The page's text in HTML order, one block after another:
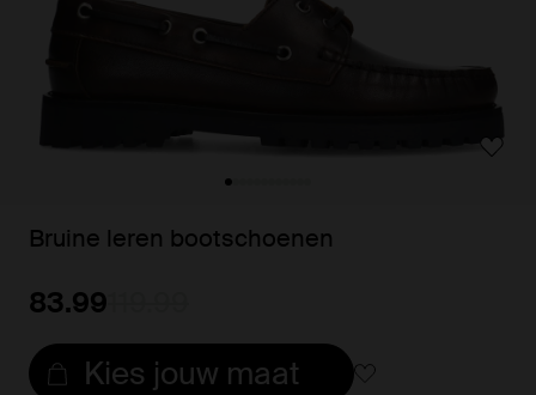
Bruine leren bootschoenen
83.99
Kies jouw maat